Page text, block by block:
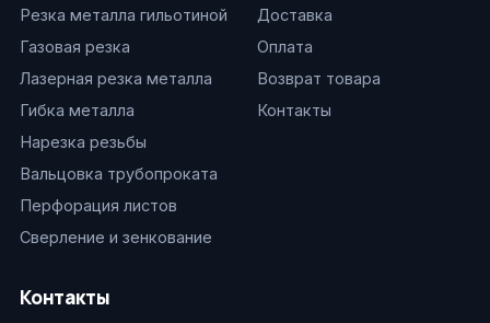
Резка металла гильотиной
Газовая резка
Лазерная резка металла
Гибка металла
Нарезка резьбы
Вальцовка трубопроката
Перфорация листов
Сверление и зенкование
Доставка
Оплата
Возврат товара
Контакты
Контакты